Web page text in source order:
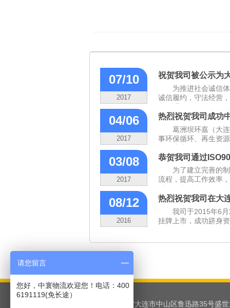
07/10
2017
祝贺我司被公示为
信用”企业
为推进社会诚信
诚信履约，守法经营
合同重信...
04/06
2017
热烈祝贺我司成功
生资源有限公司部
葛洲坝环嘉（大
事环保循环、再生资
册资本为10...
03/08
2017
恭贺我司通过
为了建立完善的
流程，提高工作效率
质量，我司申...
08/12
2016
热烈祝贺我司在大
我司于2015年6
挂牌上市，成功跻身
地 址：辽宁省大连市中山区鲁迅路35号盛
请您留言
您好，中寰物流欢迎您！电话：400
6191119(免长途）